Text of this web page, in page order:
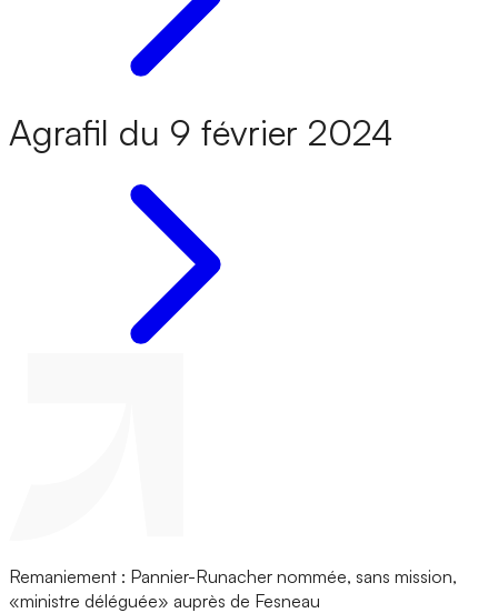
Agrafil du 9 février 2024
Remaniement : Pannier-Runacher nommée, sans mission,
«ministre déléguée» auprès de Fesneau